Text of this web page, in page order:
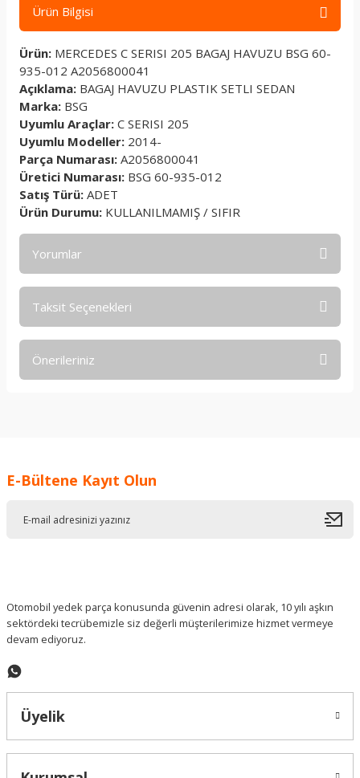
Ürün Bilgisi
Ürün: MERCEDES C SERISI 205 BAGAJ HAVUZU BSG 60-
935-012 A2056800041
Açıklama: BAGAJ HAVUZU PLASTIK SETLI SEDAN
Marka: BSG
Uyumlu Araçlar: C SERISI 205
Uyumlu Modeller: 2014-
Parça Numarası: A2056800041
Üretici Numarası: BSG 60-935-012
Satış Türü: ADET
Ürün Durumu: KULLANILMAMIŞ / SIFIR
Yorumlar
Taksit Seçenekleri
Önerileriniz
Ürün resmi kalitesiz, bozuk veya görüntülenemiyor.
E-Bültene Kayıt Olun
Otomobil yedek parça konusunda güvenin adresi olarak, 10 yılı aşkın
sektördeki tecrübemizle siz değerli müşterilerimize hizmet vermeye
devam ediyoruz.
Üyelik